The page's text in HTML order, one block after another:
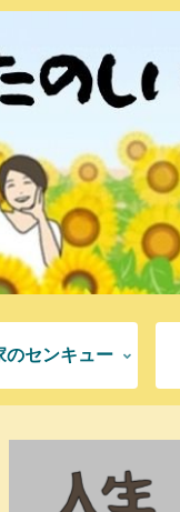
のセンキュー